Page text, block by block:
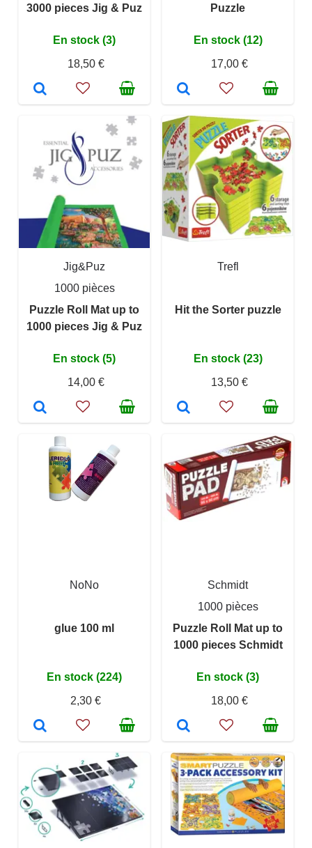
3000 pieces Jig & Puz
En stock (3)
18,50 €
Puzzle
En stock (12)
17,00 €
Jig&Puz
1000 pièces
Puzzle Roll Mat up to
1000 pieces Jig & Puz
En stock (5)
14,00 €
Trefl
Hit the Sorter puzzle
En stock (23)
13,50 €
NoNo
glue 100 ml
En stock (224)
2,30 €
Schmidt
1000 pièces
Puzzle Roll Mat up to
1000 pieces Schmidt
En stock (3)
18,00 €